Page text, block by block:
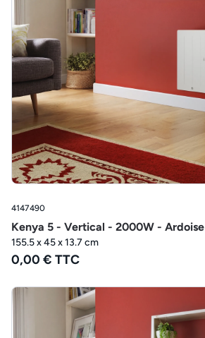
4147490
Kenya 5 - Vertical - 2000W - Ardoise
155.5 x 45 x 13.7 cm
0,00 € TTC